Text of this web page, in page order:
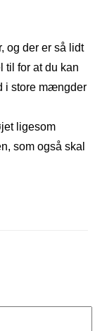
og der er så lidt
til for at du kan
i store mængder
ligesom
som også skal